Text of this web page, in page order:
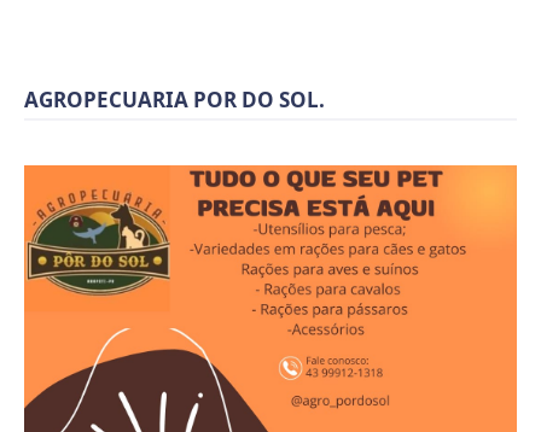
AGROPECUARIA POR DO SOL.